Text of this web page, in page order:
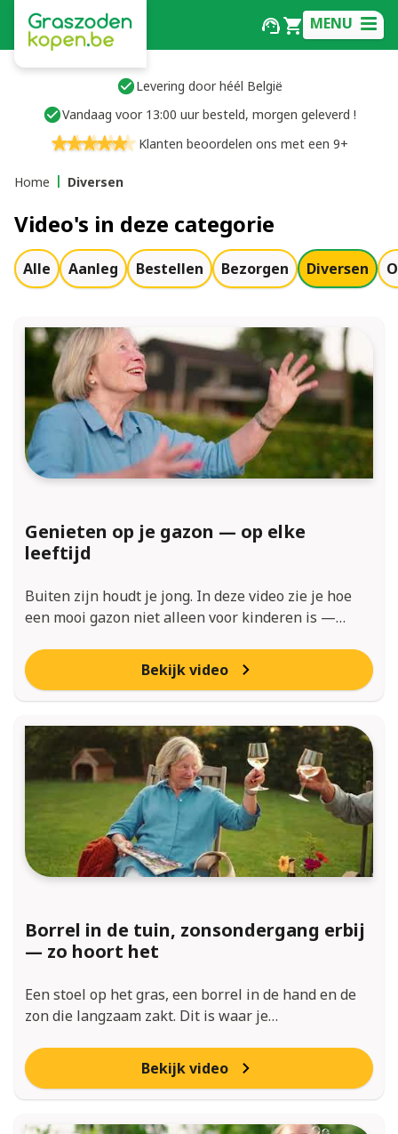
MENU
Levering door héél België
Vandaag voor 13:00 uur besteld, morgen geleverd !
Klanten beoordelen ons met een 9+
Home Diversen
Video's in deze categorie
Alle Aanleg Bestellen Bezorgen Diversen
Genieten op je gazon — op elke
leeftijd
Buiten zijn houdt je jong. In deze video zie je hoe
een mooi gazon niet alleen voor kinderen is —…
Bekijk video
Borrel in de tuin, zonsondergang erbij
— zo hoort het
Een stoel op het gras, een borrel in de hand en de
zon die langzaam zakt. Dit is waar je…
Bekijk video